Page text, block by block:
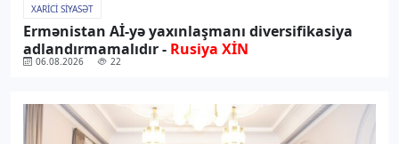
XARICI SIYASƏT
Ermənistan Aİ-yə yaxınlaşmanı diversifikasiya
adlandırmamalıdır - Rusiya XİN
06.08.2026 22